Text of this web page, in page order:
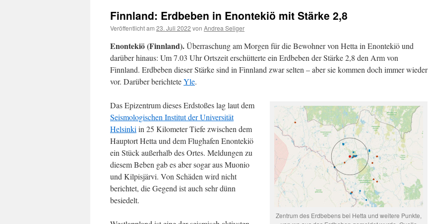
Finnland: Erdbeben in Enontekiö mit Stärke 2,8
Veröffentlicht am 23. Juli 2022 von Andrea Seliger
Enontekiö (Finnland).Überraschung am Morgen für die Bewohner von Hetta in Enontekiö und
darüber hinaus: Um 7.03 Uhr Ortszeit erschütterte ein Erdbeben der Stärke 2,8 den Arm von
Finnland. Erdbeben dieser Stärke sind in Finnland zwar selten – aber sie kommen doch immer wieder
vor. Darüber berichteteYle.
Zentrum des Erdbebens bei Hetta und weitere Punkte,
Das Epizentrum dieses Erdstoßes lag laut dem
Seismologischen Institut der Universität
Helsinki in 25 Kilometer Tiefe zwischen dem
Hauptort Hetta und dem Flughafen Enontekiö
ein Stück außerhalb des Ortes. Meldungen zu
diesem Beben gab es aber sogar aus Muonio
und Kilpisjärvi. Von Schäden wird nicht
berichtet, die Gegend ist auch sehr dünn
besiedelt.